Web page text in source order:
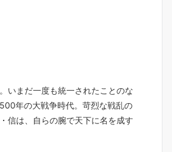
まだ一度も統一されたことのな
年の大戦争時代。苛烈な戦乱の
信は、自らの腕で天下に名を成す